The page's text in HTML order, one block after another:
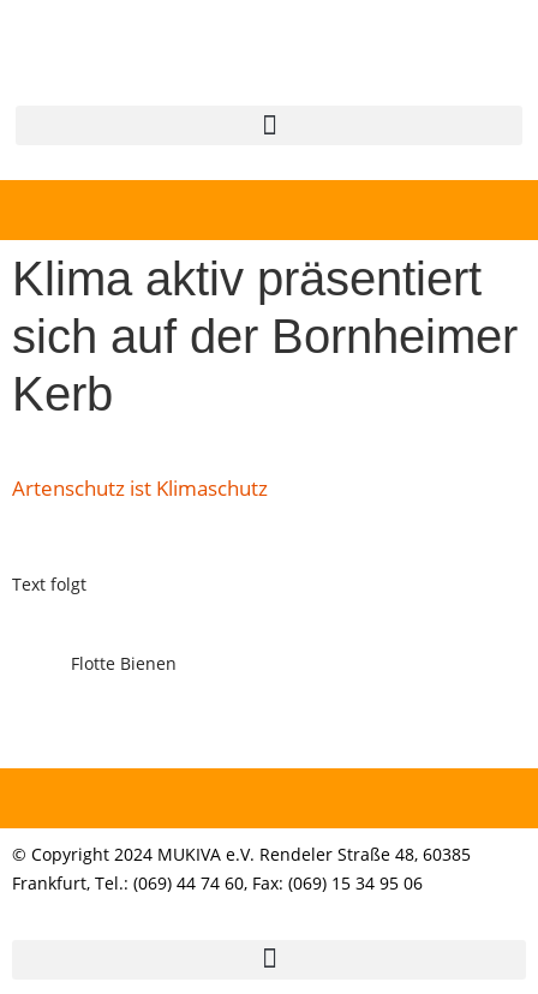
Klima aktiv präsentiert
sich auf der Bornheimer
Kerb
Artenschutz ist Klimaschutz
Text folgt
Flotte Bienen
© Copyright 2024 MUKIVA e.V. Rendeler Straße 48, 60385
Frankfurt, Tel.: (069) 44 74 60, Fax: (069) 15 34 95 06